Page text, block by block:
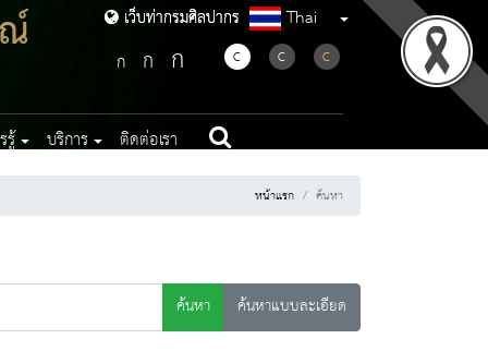
เว็บท่ากรมศิลปากร
เว็บท่ากรมศิลปากร Thai
ก ก ก C C C
รู้ บริการ ติดต่อเรา
หน้าแรก ค้นหา
ค้นหา
ค้นหาแบบละเอียด